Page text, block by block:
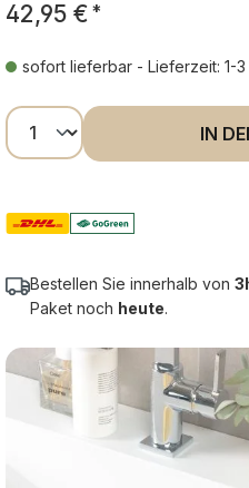
42,95 € *
sofort lieferbar - Lieferzeit: 1-
Produkt Anzahl: IN
Bestellen Sie innerhalb von
Paket noch heute.